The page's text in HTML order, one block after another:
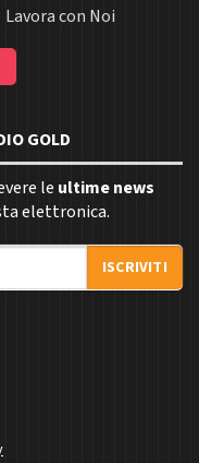
Lavora con Noi
GOLD
le ultime news
elettronica.
ISCRIVITI